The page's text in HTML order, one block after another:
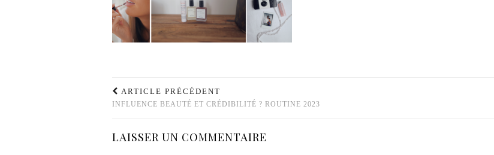
ARTICLE PRÉCÉDENT
INFLUENCE BEAUTÉ ET CRÉDIBILITÉ ? ROUTINE 2023
LAISSER UN COMMENTAIRE